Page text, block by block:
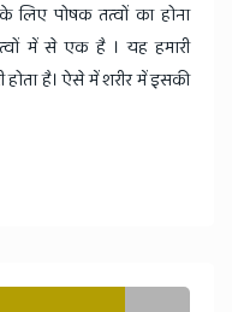
लिए पोषक तत्वों का होना
में से एक है । यह हमारी
है। ऐसे में शरीर में इसकी